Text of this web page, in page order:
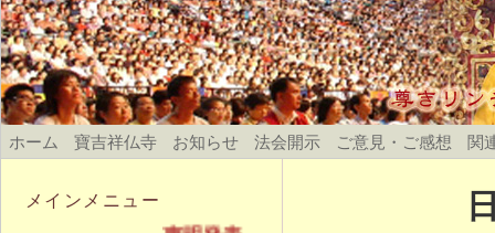
ホーム 寶吉祥仏寺 お知らせ 法会開示 ご意見・ご感想 関
メインメニュー